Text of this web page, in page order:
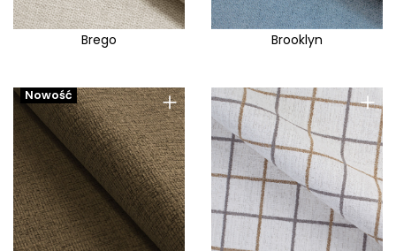
Brego Brooklyn
+
Nowość +